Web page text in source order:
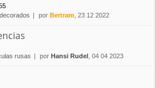
por Bertram , 23 12 2022
rusas por Hansi Rudel , 04 04 2023